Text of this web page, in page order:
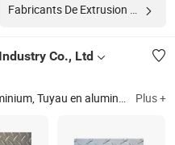
Co., Ltd
Bobine en aluminium, Feuille en aluminium, Tuyau en aluminium, Film en aluminium, Disque en aluminium, Barre en aluminium, Tuile en aluminium, Aluminium coloré, Plaque en aluminium striée, Fil de soudure en aluminium Plus +